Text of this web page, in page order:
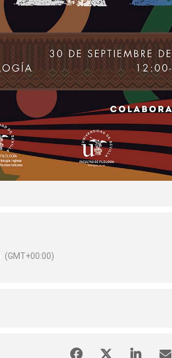
(GMT+00:00)